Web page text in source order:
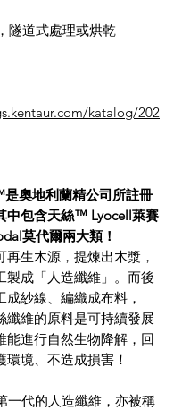
隧道式處理或烘乾
katalog/202
奧地利蘭精公司所註冊
中包含天絲™ Lyocell萊賽
莫代爾兩大類！
再生木源，提煉出木漿，
製成「人造纖維」。而後
成紗線、編織成布料，
纖維的原料是可持續發展
能進行自然生物降解，回
環境、不造成損害！
一代的人造纖維，亦被稱